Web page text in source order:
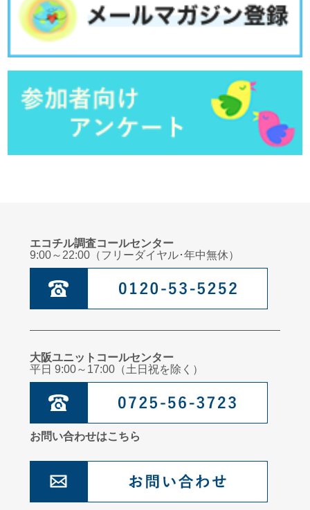
エコチル調査コールセンター
9:00～22:00（フリーダイヤル･年中無休）
大阪ユニットコールセンター
平日 9:00～17:00（土日祝を除く）
お問い合わせはこちら